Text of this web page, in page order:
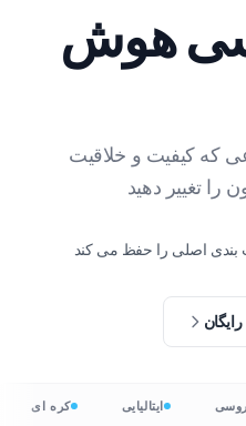
هوش
که کیفیت و خلاقیت
را تغییر دهید
بندی اصلی را حفظ می کند
روسی ایتالیایی کره ای